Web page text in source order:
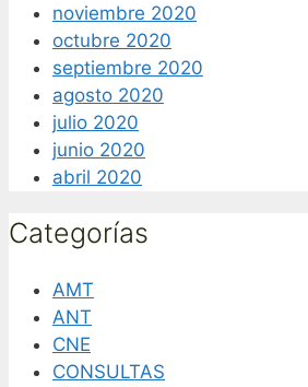
noviembre 2020
octubre 2020
septiembre 2020
agosto 2020
julio 2020
junio 2020
abril 2020
Categorías
AMT
ANT
CNE
CONSULTAS